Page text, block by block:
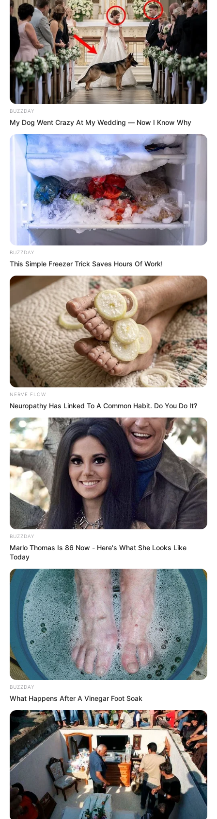
Manchester United
ARSENAL
Arsenal aprovecha el
'Boxing Day' y golea en su
visita al Norwich City
FÚTBOL EUROPEO
Manchester United no tuvo
piedad y goleó 9-0 a
Southampton
GOLEADA
Doblete de Duván y gol de
Muriel en la victoria de
GOLEADA
Alianza Petrolera iguala la
serie, golea y obtiene su
tiquete para octavos de
final por la Copa Betplay
segundo tiempo, Deportes
Tolima pasó por encima
del Cúcuta
CHAMPIONS LEAGUE
Barcelona y la humillada
del Bayern, blanco de
burlas en redes
LUIS FERNANDO MURIEL
Duván Zapata y Luis
Muriel lideraron goleada
7-0 de Atalanta sobre
Torino
TEMAS DESTACADOS
EMERGENCIAS POR LLUVIAS
FUERTES LLUVIAS
VIA AL LLANO
LIGA BETPLAY
METRO DE MEDELLÍN
CORTES DE LUZ
CORTES DE AGUA
FENÓMENO DEL NIÑO
BUZZDAY
My Dog Went Crazy At My Wedding — Now I Know Why
BUZZDAY
This Simple Freezer Trick Saves Hours Of Work!
NERVE FLOW
Neuropathy Has Linked To A Common Habit. Do You Do It?
BUZZDAY
Marlo Thomas Is 86 Now - Here's What She Looks Like
Today
BUZZDAY
What Happens After A Vinegar Foot Soak